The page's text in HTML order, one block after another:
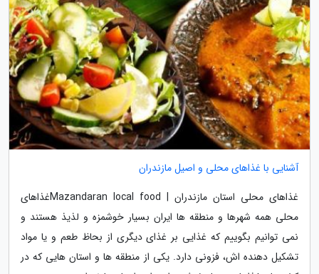
آشنایی با غذاهای محلی و اصیل مازندران
غذاهای محلی استان مازندران | Mazandaran local foodغذاهای
محلی همه شهرها و منطقه ها ایران بسیار خوشمزه و لذیذ هستند و
نمی توانیم بگوییم که غذایی بر غذای دیگری از بحاظ طعم و یا مواد
تشکیل دهنده اش، فزونی دارد. یکی از منطقه ها و استان هایی که در